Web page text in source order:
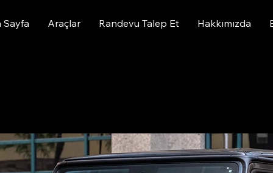
Sayfa Araçlar Randevu Talep Et Hakkımızda